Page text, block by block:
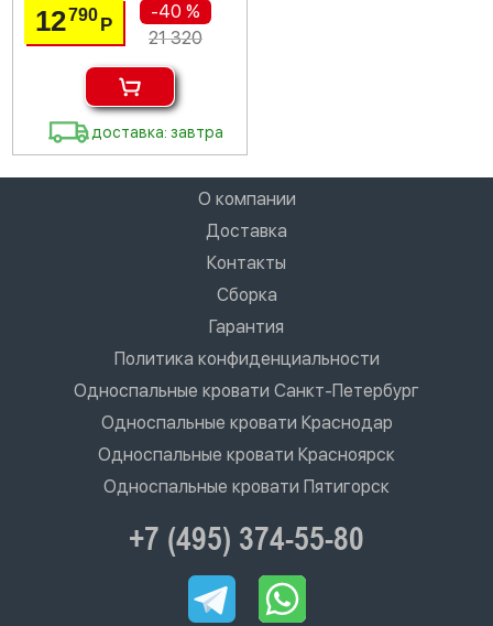
12790Р
-40 %
21 320
доставка: завтра
О компании
Доставка
Контакты
Сборка
Гарантия
Политика конфиденциальности
Односпальные кровати Санкт-Петербург
Односпальные кровати Краснодар
Односпальные кровати Красноярск
Односпальные кровати Пятигорск
+7 (495) 374-55-80